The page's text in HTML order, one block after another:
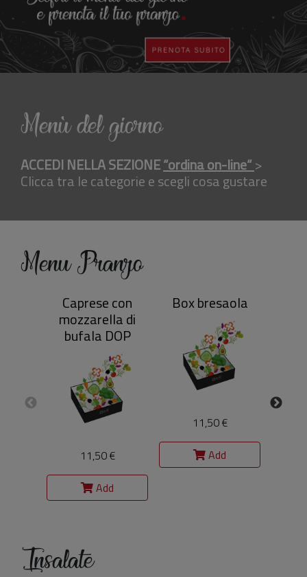
Menù del giorno
ACCEDI NELLA SEZIONE“ordina on-line“>
Clicca tra le categorie e scegli cosa gustare
Menu Pranzo
Caprese con
mozzarella di
bufala DOP
11,50 €
Add
Box bresaola
11,50 €
Add
Insalate